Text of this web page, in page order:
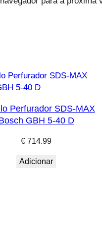
Perfurador SDS-MAX
GBH 5-40 D
€ 714.99
Adicionar